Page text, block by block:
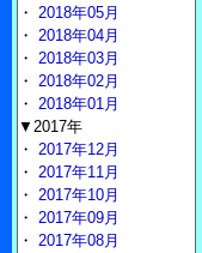
・ 2018年05月
・ 2018年04月
・ 2018年03月
・ 2018年02月
・ 2018年01月
▼2017年
・ 2017年12月
・ 2017年11月
・ 2017年10月
・ 2017年09月
・ 2017年08月